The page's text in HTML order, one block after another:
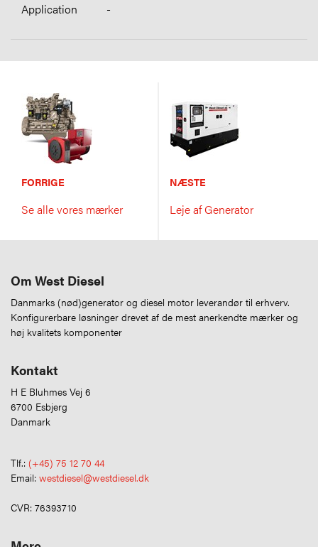
-
FORRIGE
Se alle vores mærker
NÆSTE
Leje af Generator
Om West Diesel
Danmarks (nød)generator og diesel motor leverandør til erhverv.
Konfigurerbare løsninger drevet af de mest anerkendte mærker og
høj kvalitets komponenter
Kontakt
H E Bluhmes Vej 6
6700 Esbjerg
Danmark
Tlf.: (+45) 75 12 70 44
Email: westdiesel@westdiesel.dk
CVR: 76393710